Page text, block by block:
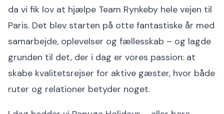
da vi fik lov at hjælpe Team Rynkeby hele vejen til
Paris. Det blev starten på otte fantastiske år med
samarbejde, oplevelser og fællesskab – og lagde
grunden til det, der i dag er vores passion: at
skabe kvalitetsrejser for aktive gæster, hvor både
ruter og relationer betyder noget.